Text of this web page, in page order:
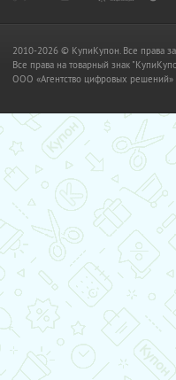
2010-2026 © КупиКупон. Все права
Все права на товарный знак
OOO «Агентство цифровых